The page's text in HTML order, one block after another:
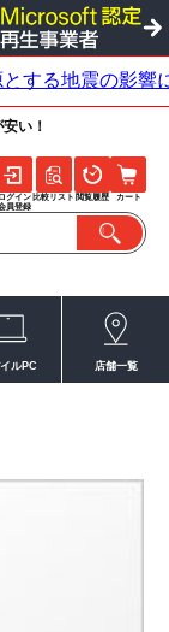
い！
ログイン
員登録
比較リスト 閲覧履歴 カート
ルPC 店舗一覧